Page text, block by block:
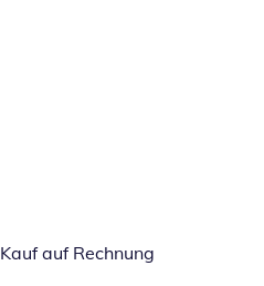
Kauf auf Rechnung